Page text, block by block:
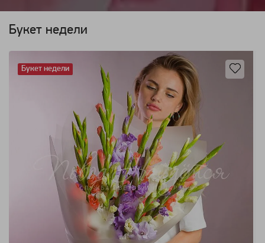
Букет недели
Букет недели